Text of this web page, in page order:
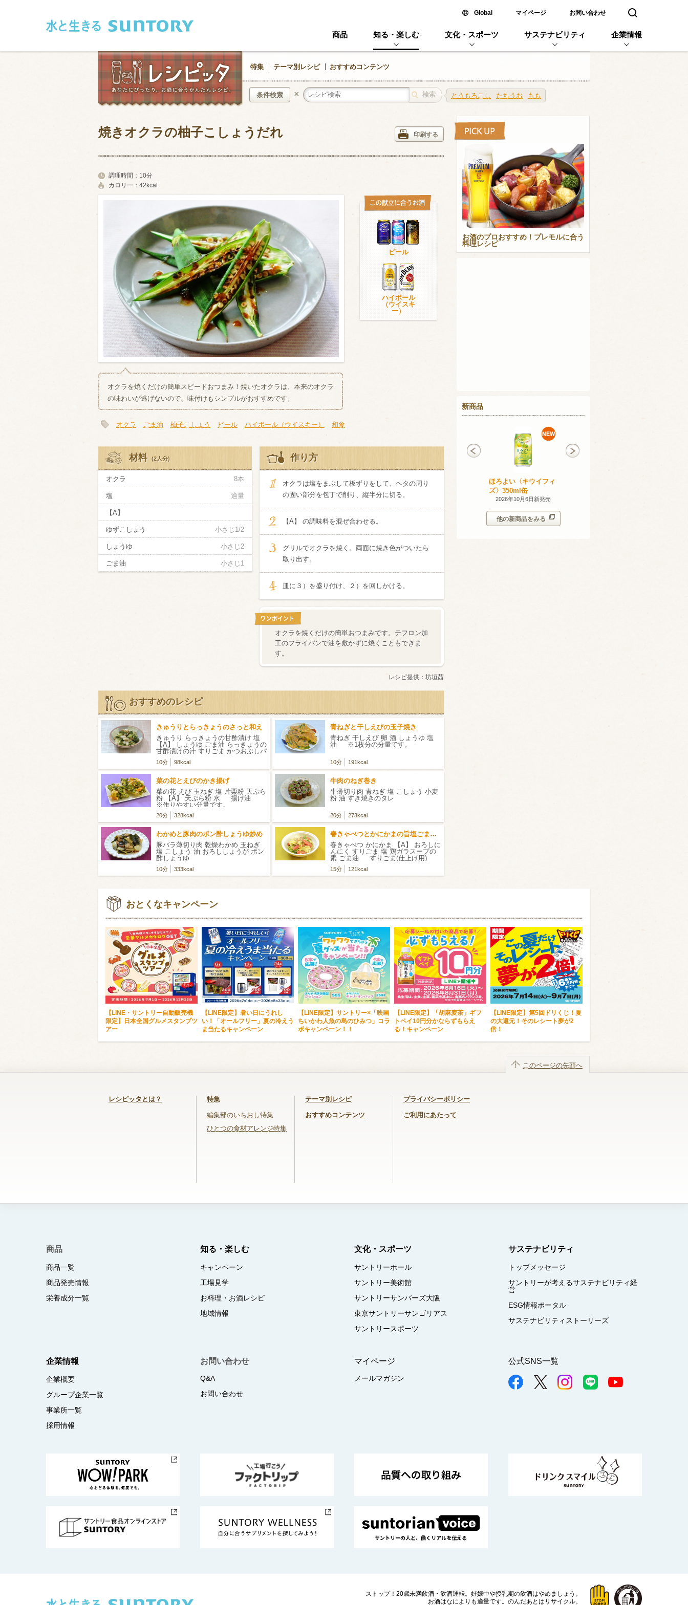
Global新しいウィンドウで開く
マイページ お問い合わせ 検索窓を開く
商品 知る・楽しむ 文化・スポーツ サステナビリティ 企業情報
特集 テーマ別レシピ おすすめコンテンツ
とうもろこし たちうお もも
条件検索 ×
和食 洋食 イタリアン
豆腐・豆類 くだもの
お米・麺
類・穀物
その他
ビール ハイボール（ウイスキー） ウイスキー・ブランデー 焼酎
赤ワイン 白ワイン
焼きオクラの柚子こしょうだれ 印刷する
調理時間： 10分
カロリー： 42kcal
ビール
ハイボール
（ウイスキ
ー）
オクラを焼くだけの簡単スピードおつまみ！焼いたオクラは、本来のオクラ
の味わいが逃げないので、味付けもシンプルがおすすめです。
オクラ ごま油 柚子こしょう ビール ハイボール（ウイスキー） 和食
材料 (2人分)
オクラ 8本
塩 適量
【A】
ゆずこしょう 小さじ1/2
しょうゆ 小さじ2
ごま油 小さじ1
作り方
オクラは塩をまぶして板ずりをして、ヘタの周り
の固い部分を包丁で削り、縦半分に切る。
【A】 の調味料を混ぜ合わせる。
グリルでオクラを焼く。両面に焼き色がついたら
取り出す。
皿に３）を盛り付け、２）を回しかける。
オクラを焼くだけの簡単おつまみです。テフロン加
工のフライパンで油を敷かずに焼くこともできま
す。
レシピ提供： 坊垣茜
おすすめのレシピ
きゅうりとらっきょうのさっと和え
きゅうり らっきょうの甘酢漬け 塩
【A】 しょうゆ ごま油 らっきょうの
甘酢漬けの汁 すりごま かつおぶしパ
ック
10分 98kcal
青ねぎと干しえびの玉子焼き
青ねぎ 干しえび 卵 酒 しょうゆ 塩
油 ※1枚分の分量です。
10分 191kcal
菜の花とえびのかき揚げ
菜の花 えび 玉ねぎ 塩 片栗粉 天ぷら
粉 【A】 天ぷら粉 水 揚げ油
※作りやすい分量です。
20分 328kcal
牛肉のねぎ巻き
牛薄切り肉 青ねぎ 塩 こしょう 小麦
粉 油 すき焼きのタレ
20分 273kcal
わかめと豚肉のポン酢しょうゆ炒め
豚バラ薄切り肉 乾燥わかめ 玉ねぎ
塩 こしょう 油 おろししょうが ポン
酢しょうゆ
10分 333kcal
春きゃべつとかにかまの旨塩ごまだれ
春きゃべつ かにかま 【A】 おろしに
んにく すりごま 塩 鶏ガラスープの
素 ごま油 すりごま(仕上げ用)
15分 121kcal
お酒のプロおすすめ！プレモルに合う
料理レシピ
新商品
ほろよい〈キウイフィ
ズ〉350ml缶
2026年10月6日新発売
酸化防止剤無添加のお
サー＆レモン〉350ml
他の新商品をみる
おとくなキャンペーン
【LINE・サントリー自動販売機
限定】日本全国グルメスタンプツ
アー
【LINE限定】暑い日にうれし
い！「オールフリー」夏の冷えう
ま当たるキャンペーン
【LINE限定】サントリー×「映画
ちいかわ人魚の島のひみつ」コラ
ボキャンペーン！！
【LINE限定】「胡麻麦茶」ギフ
トペイ10円分かならずもらえ
る！キャンペーン
【LINE限定】第5回ドリくじ！夏
の大還元！そのレシート夢が2
倍！
レシピッタとは？ 特集
編集部のいちおし特集
ひとつの食材アレンジ特集
テーマ別レシピ
おすすめコンテンツ
プライバシーポリシー
ご利用にあたって
このページの先頭へ
商品
商品一覧
商品発売情報
栄養成分一覧
知る・楽しむ
キャンペーン
工場見学
お料理・お酒レシピ
地域情報
文化・スポーツ
サントリーホール
サントリー美術館
サントリーサンバーズ大阪
東京サントリーサンゴリアス
サントリースポーツ
サステナビリティ
トップメッセージ
サントリーが考えるサステナビリティ経
営
ESG情報ポータル
サステナビリティストーリーズ
企業情報
企業概要
グループ企業一覧
事業所一覧
採用情報
お問い合わせ
Q&A
お問い合わせ
マイページ
メールマガジン
公式SNS一覧
ストップ！20歳未満飲酒・飲酒運転。 妊娠中や授乳期の飲酒はやめましょう。
お酒はなによりも適量です。 のんだあとはリサイクル。